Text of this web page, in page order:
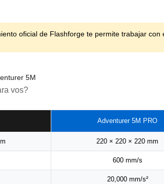
oficial de Flashforge te permite trabajar con
5M
vos?
Adventurer 5M PRO
220 × 220 × 220 mm
600 mm/s
20,000 mm/s²